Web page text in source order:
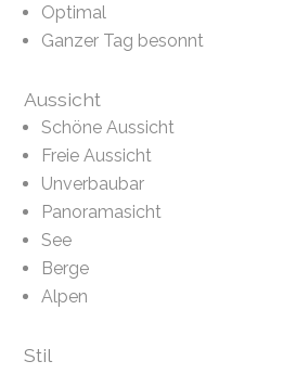
Optimal
Ganzer Tag besonnt
Aussicht
Schöne Aussicht
Freie Aussicht
Unverbaubar
Panoramasicht
See
Berge
Alpen
Stil